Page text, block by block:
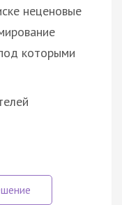
неценовые
которыми